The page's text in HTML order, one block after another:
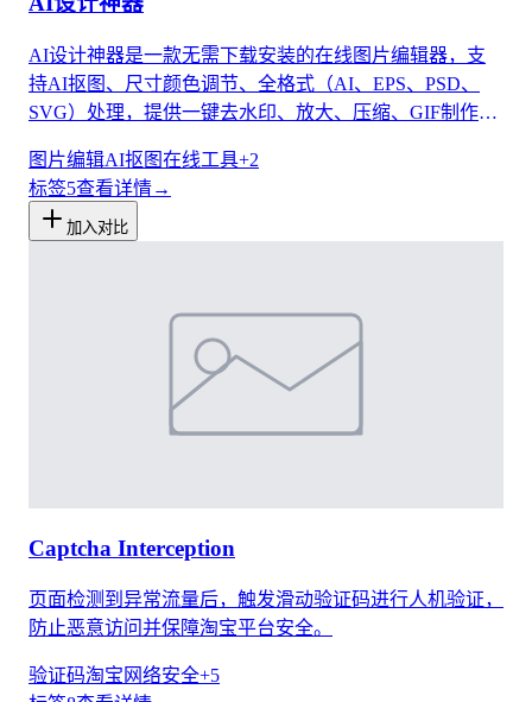
AI设计神器是一款无需下载安装的在线图片编辑器，支
持AI抠图、尺寸颜色调节、全格式（AI、EPS、PSD、
SVG）处理，提供一键去水印、放大、压缩、GIF制作等
图片编辑AI抠图在线工具+2
标签5查看详情→
加入对比
Captcha Interception
页面检测到异常流量后，触发滑动验证码进行人机验证，
防止恶意访问并保障淘宝平台安全。
验证码淘宝 网络安全+5